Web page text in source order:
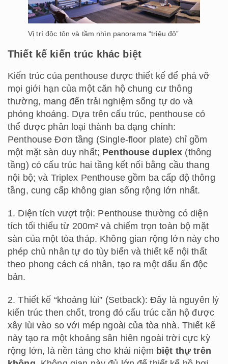
Vị trí độc tôn và tầm nhìn panorama “triệu đô”
Thiết kế kiến trúc khác biệt
Kiến trúc của penthouse được thiết kế để phá vỡ
mọi giới hạn của một căn hộ chung cư thông
thường, mang đến trải nghiệm sống tự do và
phóng khoáng. Dựa trên cấu trúc, penthouse có
thể được phân loại thành ba dạng chính:
Penthouse Đơn tầng (Single-floor plate) chỉ gồm
một mặt sàn duy nhất; Penthouse duplex (thông
tầng) có cấu trúc hai tầng kết nối bằng cầu thang
nội bộ; và Triplex Penthouse gồm ba cấp độ thông
tầng, cung cấp không gian sống rộng lớn nhất.
1. Diện tích vượt trội: Penthouse thường có diện
tích tối thiểu từ 200m² và chiếm trọn toàn bộ mặt
sàn của một tòa tháp. Không gian rộng lớn này cho
phép chủ nhân tự do tùy biến và thiết kế nội thất
theo phong cách cá nhân, tạo ra một dấu ấn độc
bản.
2. Thiết kế “khoảng lùi” (Setback): Đây là nguyên lý
kiến trúc then chốt, trong đó cấu trúc căn hộ được
xây lùi vào so với mép ngoài của tòa nhà. Thiết kế
này tạo ra một khoảng sân hiên ngoài trời cực kỳ
rộng lớn, là nền tảng cho khái niệm biệt thự trên